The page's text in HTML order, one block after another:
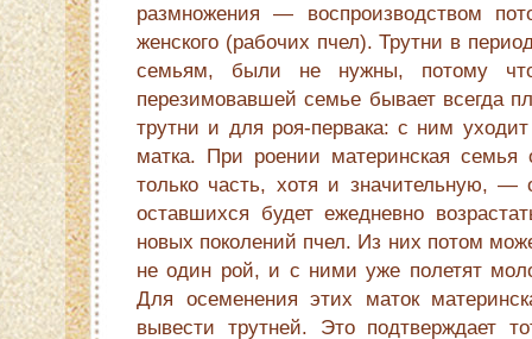
размножения — воспроизводством
женского (рабочих пчел). Трутни в
семьям, были не нужны, потому
перезимовавшей семье бывает всегда
трутни и для роя-первака: с ним
матка. При роении материн­ская семья
только часть, хотя и значи­тельную, —
оставшихся будет ежед­невно
новых поколений пчел. Из них потом
не один рой, и с ними уже полетят
Для осемене­ния этих маток
вывести трутней. Это подтверждает